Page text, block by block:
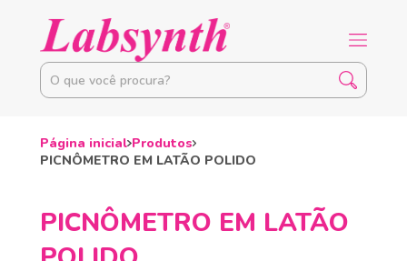
Página inicial Produtos
PICNÔMETRO EM LATÃO POLIDO
PICNÔMETRO EM LATÃO